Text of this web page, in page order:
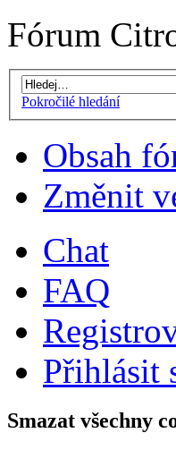
Fórum
Pokročilé hledání
Obsah
Změnit
Chat
FAQ
Přihlásit
Smazat všechny